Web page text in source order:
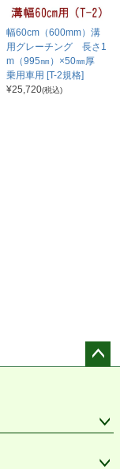
幅60cm（600mm）溝
用グレーチング 長さ1
m（995㎜）×50㎜厚
乗用車用 [T-2規格]
¥25,720(税込)